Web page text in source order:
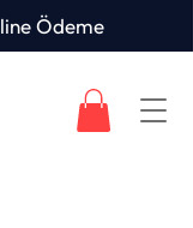
Ödeme